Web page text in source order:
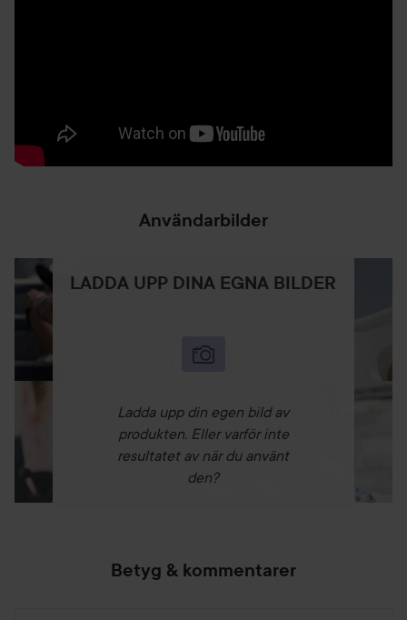
Användarbilder
LADDA UPP DINA EGNA BILDER
Ladda upp din egen bild av
produkten. Eller varför inte
resultatet av när du använt
den?
Betyg & kommentarer